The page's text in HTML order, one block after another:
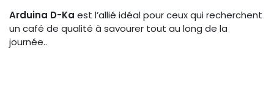
Arduina D-Ka est l’allié idéal pour ceux qui recherchent
un café de qualité à savourer tout au long de la
journée..